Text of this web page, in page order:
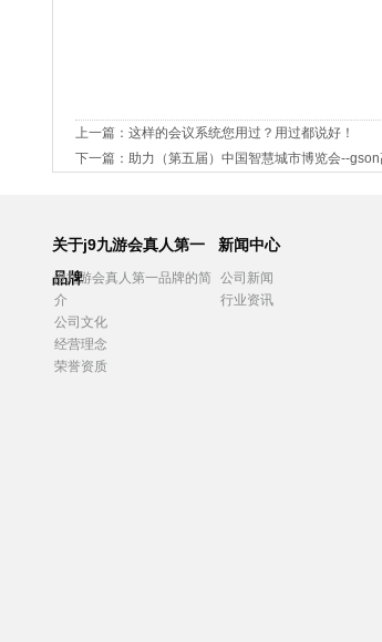
上一篇： 这样的会议系统您用过？用过都说好！
下一篇： 助力（第五届）中国智慧城市博览会--
关于j9九游会真人第一
品牌
j9九游会真人第一品牌的简
介
公司文化
经营理念
荣誉资质
新闻中心
公司新闻
行业资讯